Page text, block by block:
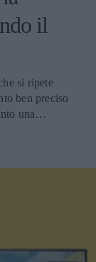
il
si ripete
ben preciso
una